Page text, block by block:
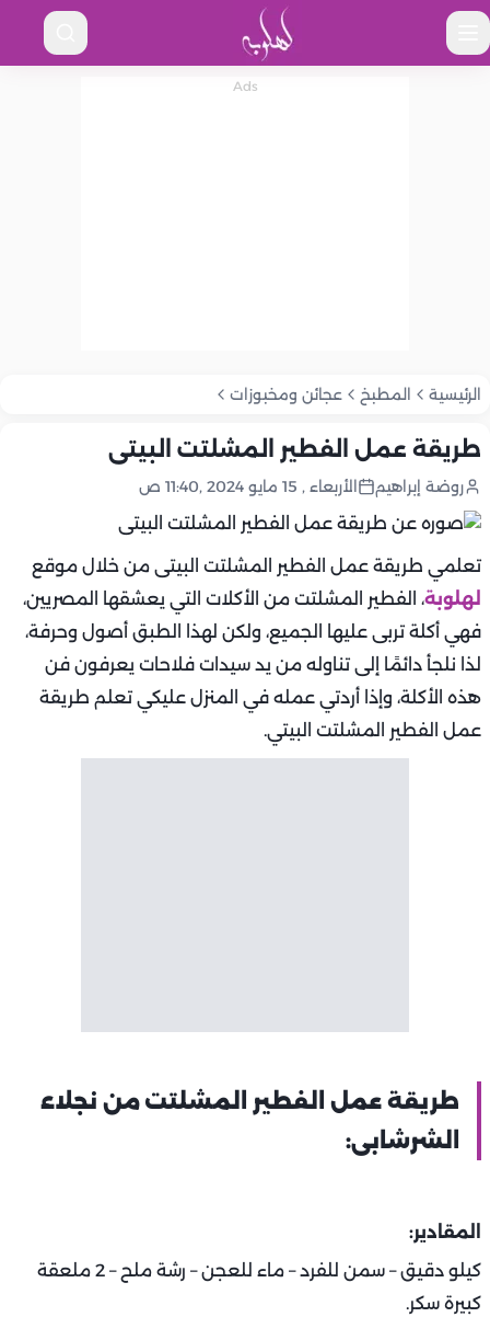
الرئيسية المطبخ عجائن ومخبوزات
طريقة عمل الفطير المشلتت البيتى
روضة إبراهيم الأربعاء , 15 مايو 2024 ,11:40 ص
تعلمي طريقة عمل الفطير المشلتت البيتى من خلال موقع
لهلوبة، الفطير المشلتت من الأكلات التي يعشقها المصريين،
فهي أكلة تربى عليها الجميع، ولكن لهذا الطبق أصول وحرفة،
لذا نلجأ دائمًا إلى تناوله من يد سيدات فلاحات يعرفون فن
هذه الأكلة، وإذا أردتي عمله في المنزل عليكي تعلم طريقة
عمل الفطير المشلتت البيتي.
طريقة عمل الفطير المشلتت من نجلاء
الشرشابى:
المقادير:
كيلو دقيق – سمن للفرد – ماء للعجن – رشة ملح – 2 ملعقة
كبيرة سكر.